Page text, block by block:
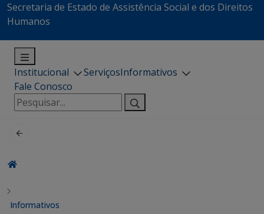
Secretaria de Estado de Assistência Social e dos Direitos
Humanos
Institucional ServiçosInformativos
Fale Conosco
Pesquisar
por:
Informativos